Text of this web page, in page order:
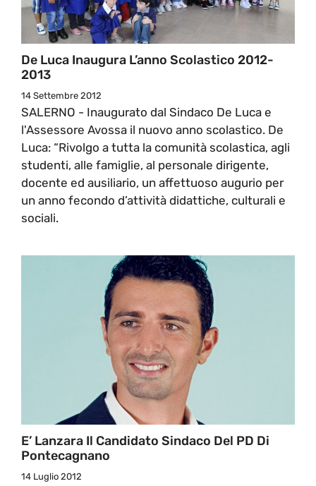
De Luca Inaugura L’anno Scolastico 2012-
2013
14 Settembre 2012
SALERNO - Inaugurato dal Sindaco De Luca e
l'Assessore Avossa il nuovo anno scolastico. De
Luca: “Rivolgo a tutta la comunità scolastica, agli
studenti, alle famiglie, al personale dirigente,
docente ed ausiliario, un affettuoso augurio per
un anno fecondo d’attività didattiche, culturali e
sociali.
E’ Lanzara Il Candidato Sindaco Del PD Di
Pontecagnano
14 Luglio 2012